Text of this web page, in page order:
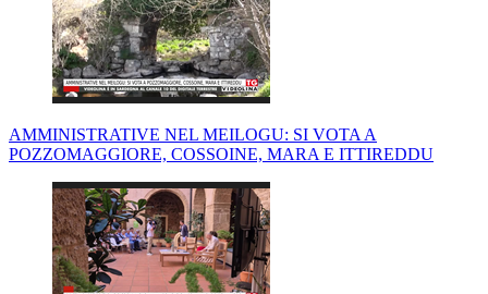
AMMINISTRATIVE NEL MEILOGU: SI VOTA A
POZZOMAGGIORE, COSSOINE, MARA E ITTIREDDU